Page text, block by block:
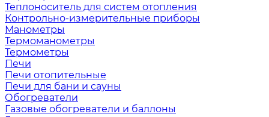
Теплоноситель для систем отопления
Контрольно-измерительные приборы
Манометры
Термоманометры
Термометры
Печи
Печи отопительные
Печи для бани и сауны
Обогреватели
Газовые обогреватели и баллоны